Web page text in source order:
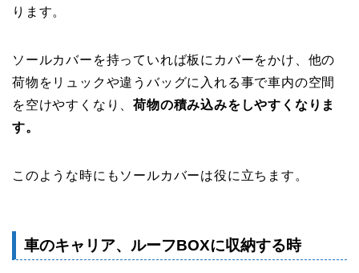
ります。
ソールカバーを持っていれば板にカバーをかけ、他の
荷物をリュックや違うバッグに入れる事で車内の空間
を空けやすくなり、荷物の積み込みをしやすくなりま
す。
このような時にもソールカバーは役に立ちます。
車のキャリア、ルーフBOXに収納する時